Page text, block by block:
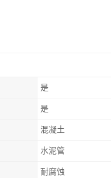
是
是
混凝土
水泥管
耐腐蚀